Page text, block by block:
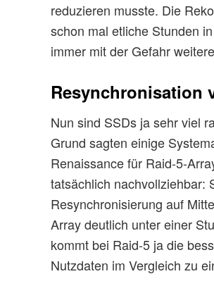
reduzieren musste. Die
schon mal etliche Stunden
immer mit der Gefahr
Resynchronisation
Nun sind SSDs ja sehr viel
Grund sagten einige
Renaissance für Raid-5-
tatsächlich nachvollziehbar:
Resynchronisierung auf
Array deutlich unter einer
kommt bei Raid-5 ja die
Nutzdaten im Vergleich zu